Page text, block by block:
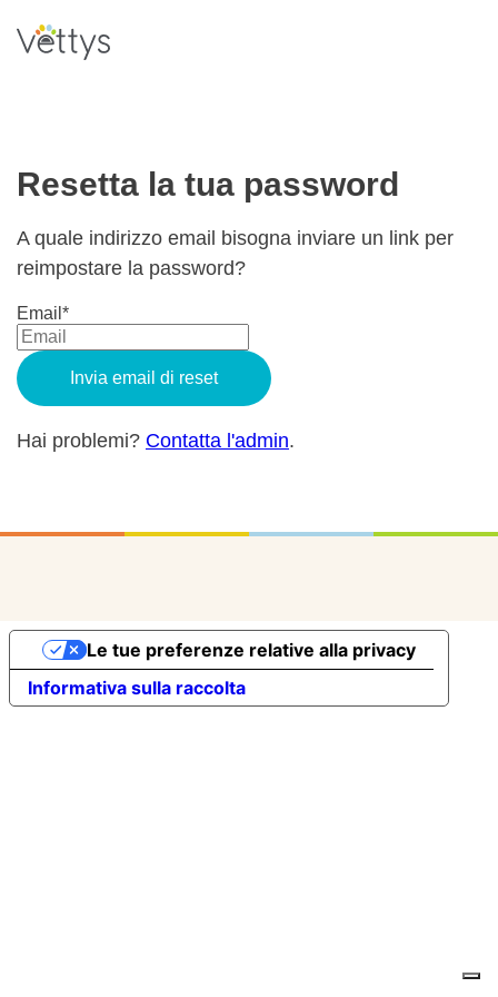
Resetta la tua password
A quale indirizzo email bisogna inviare un link per
reimpostare la password?
Email*
Hai problemi? Contatta l'admin.
Informativa sulla raccolta
Le tue preferenze relative alla privacy